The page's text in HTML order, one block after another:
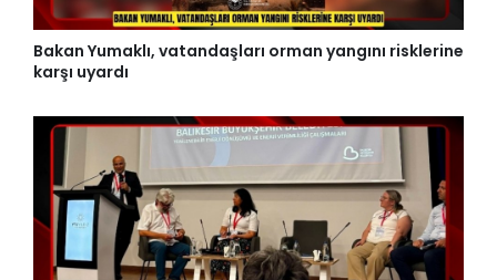
Bakan Yumaklı, vatandaşları orman yangını risklerine
karşı uyardı